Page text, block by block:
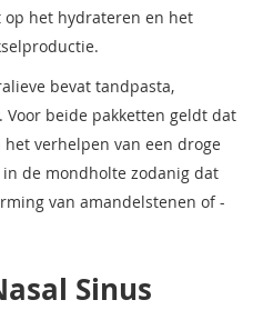
het hydrateren en het
bevat tandpasta,
beide pakketten geldt dat
verhelpen van een droge
de mondholte zodanig dat
van amandelstenen of -
Sinus